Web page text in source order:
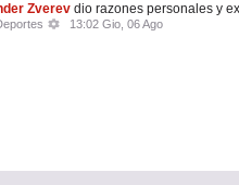
Zverev dio razones personales y
13:02 Gio, 06 Ago